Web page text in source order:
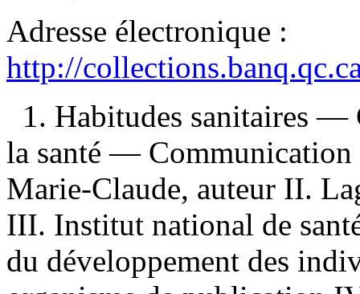
Adresse électronique :
http://
1. Habitudes sanitaires
la santé — Communication
Marie-Claude, auteur II.
III. Institut national de
du développement des